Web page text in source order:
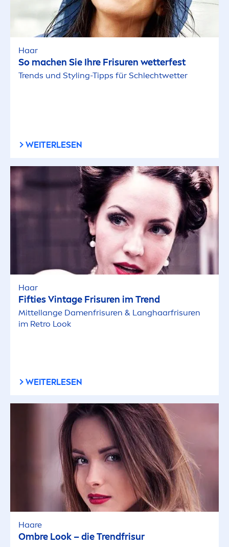
Haar
So machen Sie Ihre Frisuren wetterfest
Trends und Styling-Tipps für Schlechtwetter
WEITERLESEN
Haar
Fifties Vintage Frisuren im Trend
Mittellange Damenfrisuren & Langhaarfrisuren
im Retro Look
WEITERLESEN
Haare
Ombre Look – die Trendfrisur